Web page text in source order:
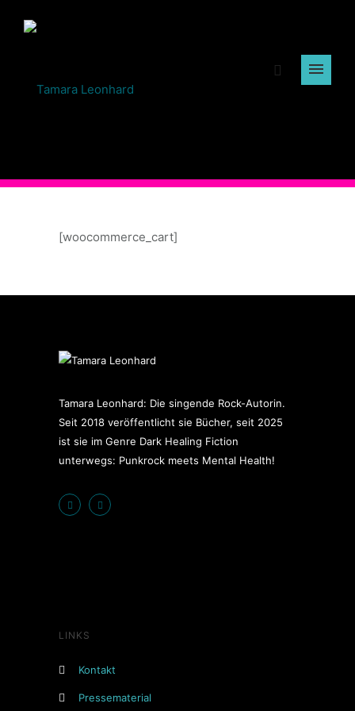
[woocommerce_cart]
Tamara Leonhard: Die singende Rock-Autorin.
Seit 2018 veröffentlicht sie Bücher, seit 2025
ist sie im Genre Dark Healing Fiction
unterwegs: Punkrock meets Mental Health!
LINKS
Kontakt
Pressematerial